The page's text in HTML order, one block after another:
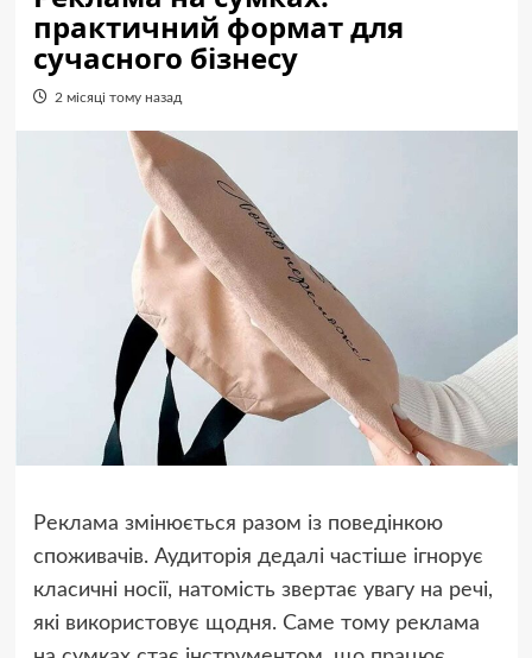
практичний формат для
сучасного бізнесу
2 місяці тому назад
Реклама змінюється разом із поведінкою
споживачів. Аудиторія дедалі частіше ігнорує
класичні носії, натомість звертає увагу на речі,
які використовує щодня. Саме тому реклама